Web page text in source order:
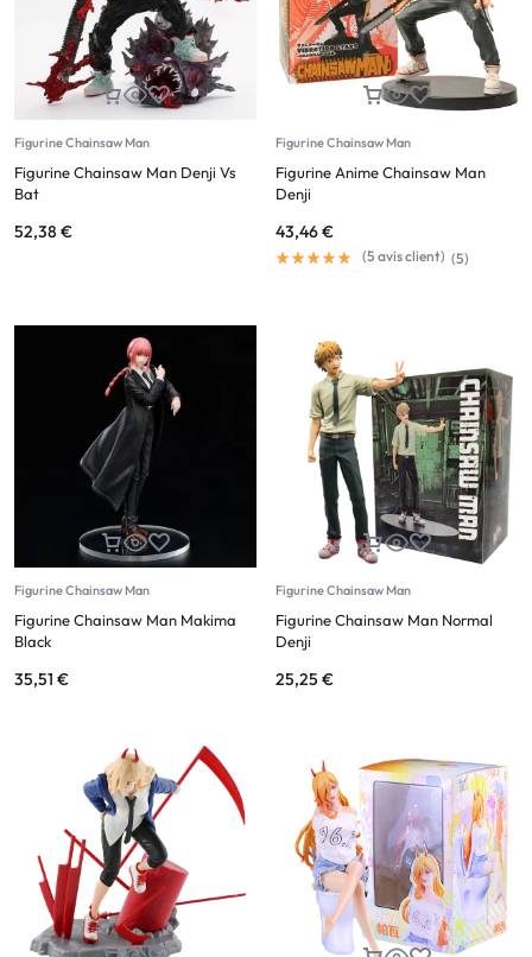
Figurine Chainsaw Man
Figurine Chainsaw Man Denji Vs
Bat
52,38€
Figurine Chainsaw Man
Figurine Anime Chainsaw Man
Denji
43,46€
(5 avis client) (5)
Figurine Chainsaw Man
Figurine Chainsaw Man Makima
Black
35,51 €
Figurine Chainsaw Man
Figurine Chainsaw Man Normal
Denji
25,25 €